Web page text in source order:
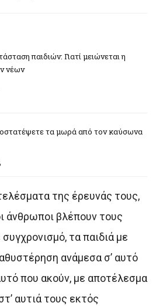
παιδιών: Γιατί μειώνεται η
νέων
τα μωρά από τον καύσωνα
της έρευνάς τους,
άνθρωποι βλέπουν τους
τα παιδιά με
ανάμεσα σ’ αυτό
που ακούν, με αποτέλεσμα
αυτιά τους εκτός